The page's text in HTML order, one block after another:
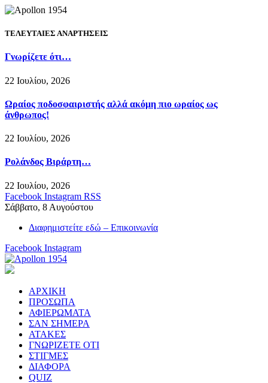
ΤΕΛΕΥΤΑΙΕΣ ΑΝΑΡΤΗΣΕΙΣ
Γνωρίζετε ότι…
22 Ιουλίου, 2026
Ωραίος ποδοσφαιριστής αλλά ακόμη πιο ωραίος ως
άνθρωπος!
22 Ιουλίου, 2026
Ρολάνδος Βιράρτη…
22 Ιουλίου, 2026
Facebook Instagram RSS
Σάββατο, 8 Αυγούστου
Διαφημιστείτε εδώ – Επικοινωνία
Facebook Instagram
ΑΡΧΙΚΗ
ΠΡΟΣΩΠΑ
ΑΦΙΕΡΩΜΑΤΑ
ΣΑΝ ΣΗΜΕΡΑ
ΑΤΑΚΕΣ
ΓΝΩΡΙΖΕΤΕ ΟΤΙ
ΣΤΙΓΜΕΣ
ΔΙΑΦΟΡΑ
QUIZ